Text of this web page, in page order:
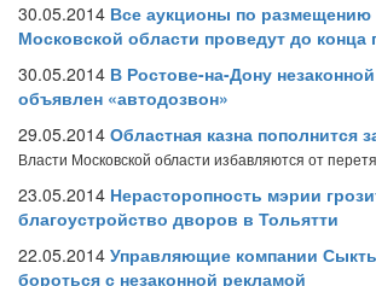
30.05.2014 Все аукционы по
Московской области проведут до конца
30.05.2014 В Ростове-на-Дону
объявлен «автодозвон»
29.05.2014 Областная казна пополнится
Власти Московской области избавляются от
23.05.2014 Нерасторопность мэрии
благоустройство дворов в Тольятти
22.05.2014 Управляющие компании
бороться с незаконной рекламой